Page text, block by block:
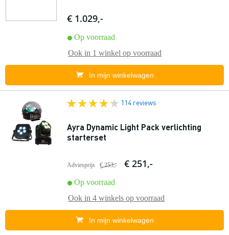
€ 1.029,-
Op voorraad
Ook in 1 winkel op voorraad
In mijn winkelwagen
114 reviews
Ayra Dynamic Light Pack verlichting
starterset
Adviesprijs € 253,- € 251,-
Op voorraad
Ook in 4 winkels op voorraad
In mijn winkelwagen